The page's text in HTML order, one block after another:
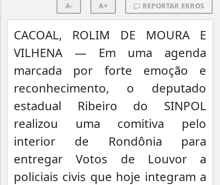
A- A+ REPORTAR ERROS
CACOAL, ROLIM DE MOURA E
VILHENA — Em uma agenda
marcada por forte emoção e
reconhecimento, o deputado
estadual Ribeiro do SINPOL
realizou uma comitiva pelo
interior de Rondônia para
entregar Votos de Louvor a
policiais civis que hoje integram a